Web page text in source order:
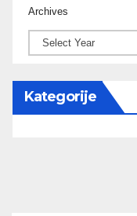
Archives
Kategorije